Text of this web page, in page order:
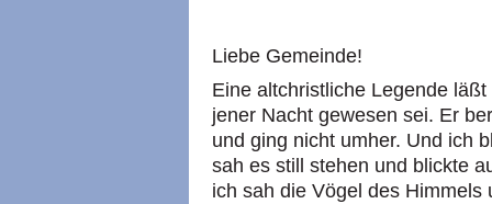
Liebe Gemeinde!
Eine altchristliche Legende
jener Nacht gewesen sei. Er
und ging nicht umher. Und ich
sah es still stehen und blickte
ich sah die Vögel des